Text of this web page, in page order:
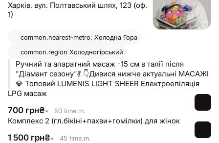
Харків, вул. Полтавський шлях, 123 (оф.
1)
common.nearest-metro: Холодна Гора
common.region Холодногірський
Ручний та апаратний масаж -15 см в талії після
"Діамант сезону"💃 👇Дивися нижче актуальні МАСАЖІ
💎 Топовий LUMENIS LIGHT SHEER Електроепіляція
LPG масаж
700 грн₴• 50 time.m.
Комплекс 2 (гл.бікіні+пахви+гомілки) для жінок
1 500 грн₴• 45 time.m.